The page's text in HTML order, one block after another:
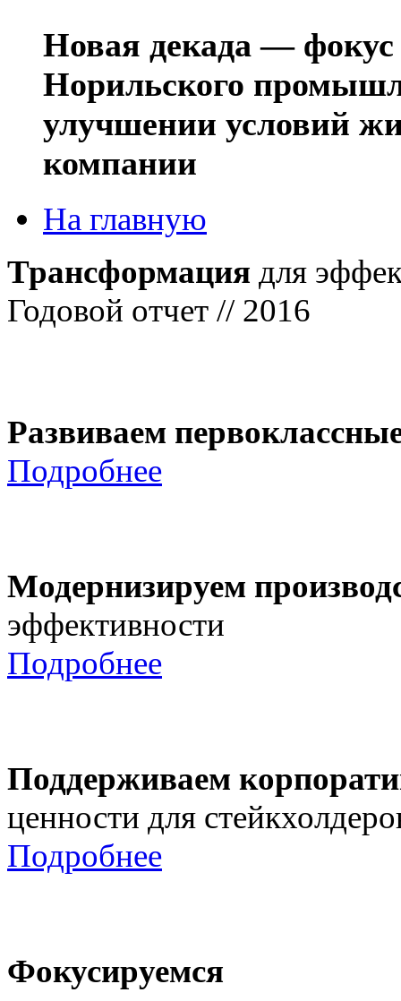
Новая декада — фокус
Норильского
улучшении условий
компании
На главную
Трансформация для
Годовой отчет // 2016
Развиваем
Подробнее
Модернизируем
эффективности
Подробнее
Поддерживаем
ценности для
Подробнее
Фокусируемся